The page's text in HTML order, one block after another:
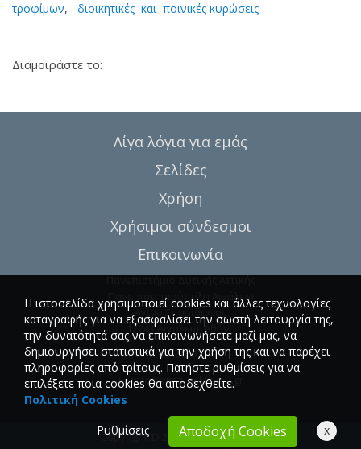
τροφίμων, διοικητικές και ποινικές κυρώσεις
Διαμοιράστε το:
Λίγα λόγια για εμάς
Σελίδες
Χρήση
Χρήσιμοι σύνδεσμοι
Επικοινωνία
Πανεπιστήμιο Δυτικής Αττικής
Πανεπιστημιούπολη Αιγάλεω
Αγίου Σπυρίδωνος
12243 Αιγάλεω, Αθήνα
T.:6946857254
E.:info@vima-asklipiou.gr
Copyright © 2026 Vima Asklipiou.
Η ιστοσελίδα χρησιμοποιεί cookies και άλλες τεχνολογίες
καταγραφής για να εξασφαλίσει την σωστή λειτουργία της,
την δυνατότητά σας να επικοινωνήσετε μαζί μας, να
δημιουργήσει στατιστικά για την χρήση της και να παρέχει
πληροφορίες από τρίτους. Πατήστε ρυθμίσεις για να
επιλέξετε ποια cookies θα αποδεχθείτε.
Πολιτική Cookies
Ρυθμίσεις
Αποδοχή Cookies x